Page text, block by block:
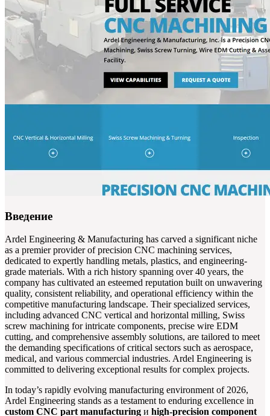
Введение
Ardel Engineering & Manufacturing has carved a significant niche
as a premier provider of precision CNC machining services,
dedicated to expertly handling metals, plastics, and engineering-
grade materials. With a rich history spanning over 40 years, the
company has cultivated an esteemed reputation built on unwavering
quality, consistent reliability, and operational efficiency within the
competitive manufacturing landscape. Their specialized services,
including advanced CNC vertical and horizontal milling, Swiss
screw machining for intricate components, precise wire EDM
cutting, and comprehensive assembly solutions, are tailored to meet
the demanding specifications of critical sectors such as aerospace,
medical, and various commercial industries. Ardel Engineering is
committed to delivering exceptional results for complex projects.
In today’s rapidly evolving manufacturing environment of 2026,
Ardel Engineering stands as a testament to enduring excellence in
custom CNC part manufacturing и high-precision component